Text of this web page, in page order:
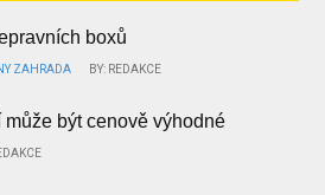
boxů
ZAHRADA BY: REDAKCE
může být cenově výhodné